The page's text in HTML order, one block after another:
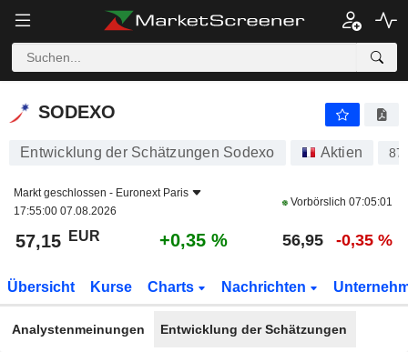
SODEXO
SODEXO
Entwicklung der Schätzungen Sodexo Aktien
Markt geschlossen - Euronext Paris
17:55:00 07.08.2026
Vorbörslich 07:05:01
57,15 EUR +0,35 % 56,95 -0,35 %
Übersicht Kurse Charts Nachrichten
Analystenmeinungen Entwicklung der Schätzungen